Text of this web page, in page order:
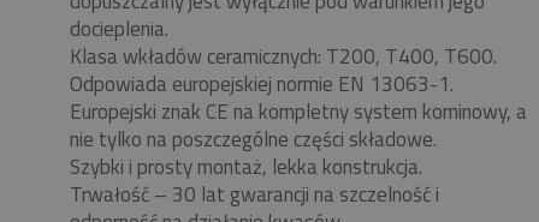
docieplenia.
Klasa wkładów ceramicznych: T200, T400, T600.
Odpowiada europejskiej normie EN 13063-1.
Europejski znak CE na kompletny system kominowy, a
nie tylko na poszczególne części składowe.
Szybki i prosty montaż, lekka konstrukcja.
Trwałość – 30 lat gwarancji na szczelność i